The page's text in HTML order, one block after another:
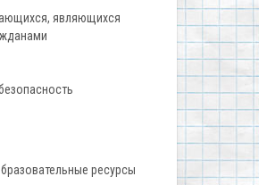
являющихся
ресурсы